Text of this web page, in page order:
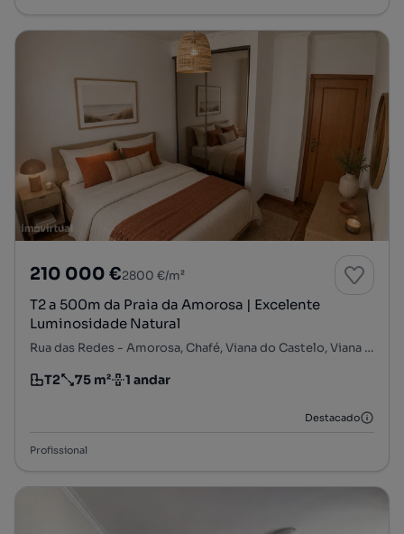
210 000 €2800 €/m²
T2 a 500m da Praia da Amorosa | Excelente
Luminosidade Natural
Rua das Redes - Amorosa, Chafé, Viana do Castelo, Viana do Castelo
Tipologia
T2
Preço por metro quadrado
75 m²
Andar 1 andar
Destacado
Profissional